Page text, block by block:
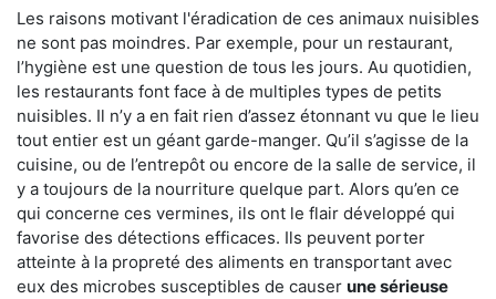
Les raisons motivant l'éradication de ces animaux nuisibles
ne sont pas moindres. Par exemple, pour un restaurant,
l’hygiène est une question de tous les jours. Au quotidien,
les restaurants font face à de multiples types de petits
nuisibles. Il n’y a en fait rien d’assez étonnant vu que le lieu
tout entier est un géant garde-manger. Qu’il s’agisse de la
cuisine, ou de l’entrepôt ou encore de la salle de service, il
y a toujours de la nourriture quelque part. Alors qu’en ce
qui concerne ces vermines, ils ont le flair développé qui
favorise des détections efficaces. Ils peuvent porter
atteinte à la propreté des aliments en transportant avec
eux des microbes susceptibles de causer une sérieuse